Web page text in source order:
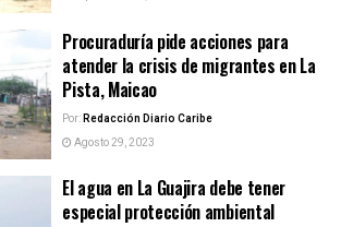
Procuraduría pide acciones para
atender la crisis de migrantes en La
Pista, Maicao
Por:Redacción Diario Caribe
Agosto 29, 2023
El agua en La Guajira debe tener
especial protección ambiental